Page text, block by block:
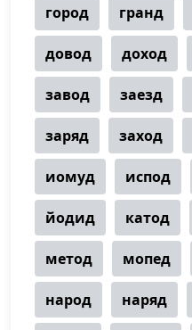
город гранд
довод доход
завод заезд
заряд заход
иомуд испод
йодид катод
метод мопед
народ наряд